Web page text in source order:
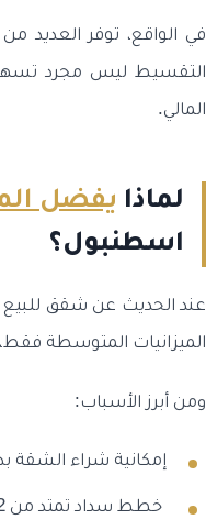
في الواقع، توفر العديد
التقسيط ليس مجرد
المالي.
لماذا يفضل
اسطنبول؟
عند الحديث عن شقق
الميزانيات المتوسطة
ومن أبرز الأسباب:
إمكانية شراء الشقة
خطط سداد تمتد من 12 إلى 48 شهراً أو أكثر حسب المشروع